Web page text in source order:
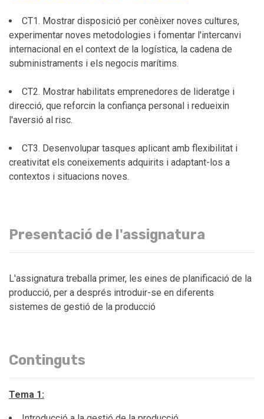
CT1. Mostrar disposició per conèixer noves cultures,
experimentar noves metodologies i fomentar l'intercanvi
internacional en el context de la logística, la cadena de
subministraments i els negocis marítims.
CT2. Mostrar habilitats emprenedores de lideratge i
direcció, que reforcin la confiança personal i redueixin
l'aversió al risc.
CT3. Desenvolupar tasques aplicant amb flexibilitat i
creativitat els coneixements adquirits i adaptant-los a
contextos i situacions noves.
Presentació de l'assignatura
L'assignatura treballa primer, les eines de planificació de la
producció, per a després introduir-se en diferents
sistemes de gestió de la producció
Continguts
Tema 1: